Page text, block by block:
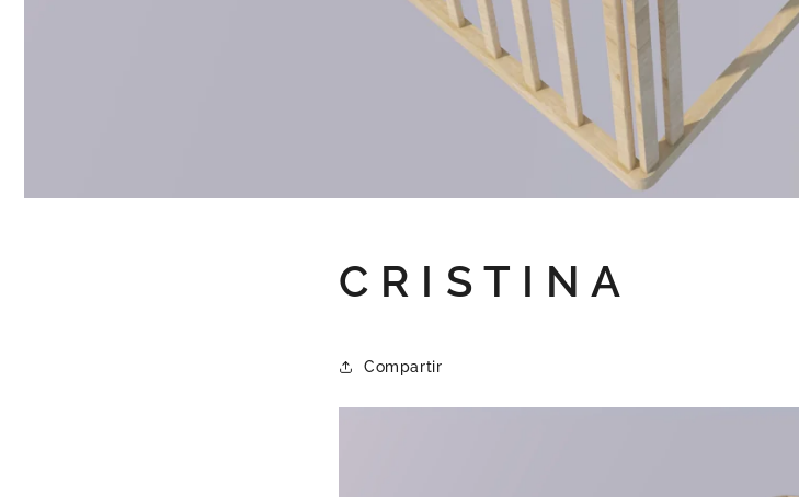
C R I S T I N A
Compartir